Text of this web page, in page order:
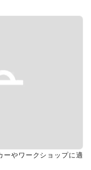
ーやワークショップに適